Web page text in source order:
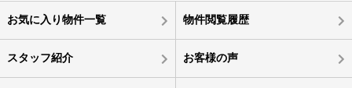
お気に入り物件一覧 物件閲覧履歴
スタッフ紹介 お客様の声